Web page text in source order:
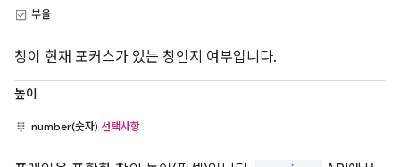
부울
창이 현재 포커스가 있는 창인지 여부입니다.
높이
number(숫자) 선택사항